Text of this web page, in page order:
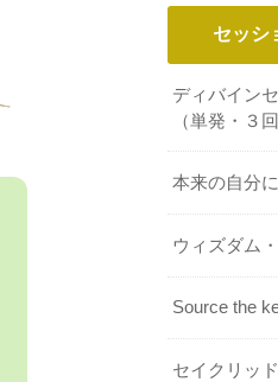
セッシ
ディバイン
（単発・３
本来の自分
ウィズダム
Source the
セイクリッ